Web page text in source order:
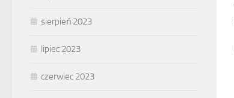
sierpień 2023
lipiec 2023
czerwiec 2023